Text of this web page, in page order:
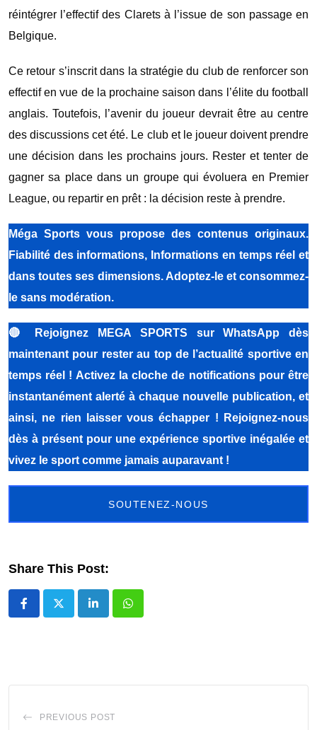
réintégrer l’effectifdes Clarets à l’issuede son passageen
Belgique.
Ce retour s’inscritdans lastratégiedu clubde renforcerson
effectifenvue de la prochainesaisondans l’élite dufootball
anglais. Toutefois, l’avenir du joueur devrait être au centre
des discussions cet été. Le club et le joueur doivent prendre
une décision dans les prochains jours. Rester et tenter de
gagner sa place dans un groupe qui évoluera en Premier
League, ou repartir en prêt : la décision reste à prendre.
Méga Sports vous propose des contenus originaux.
Fiabilité des informations, Informations en temps réel et
dans toutes ses dimensions. Adoptez-le et consommez-
le sans modération.
🔴
Rejoignez MEGA SPORTS sur WhatsApp dès
maintenant pour rester au top de l’actualité sportive en
temps réel ! Activez la cloche de notifications pour être
instantanément alerté à chaque nouvelle publication, et
ainsi, ne rien laisser vous échapper ! Rejoignez-nous
dès à présent pour une expérience sportive inégalée et
vivez le sport comme jamais auparavant !
SOUTENEZ-NOUS
Share This Post:
LinkedInWhatsapp
PREVIOUS POST